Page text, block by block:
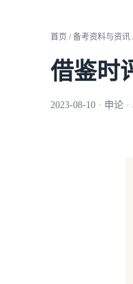
首页 / 备考资料与资讯
借鉴时
2023-08-10 · 申论